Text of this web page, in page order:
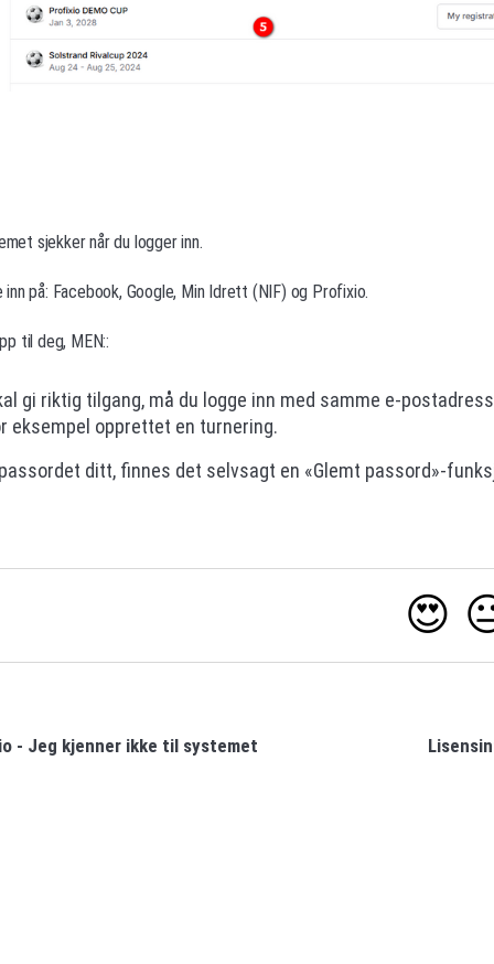
sjekker når du logger inn.
på: Facebook, Google, Min Idrett (NIF) og Profixio.
til deg, MEN::
gi riktig tilgang, må du logge inn med samme e-
eksempel opprettet en turnering.
ditt, finnes det selvsagt en «Glemt passord»-
😍
- Jeg kjenner ikke til systemet